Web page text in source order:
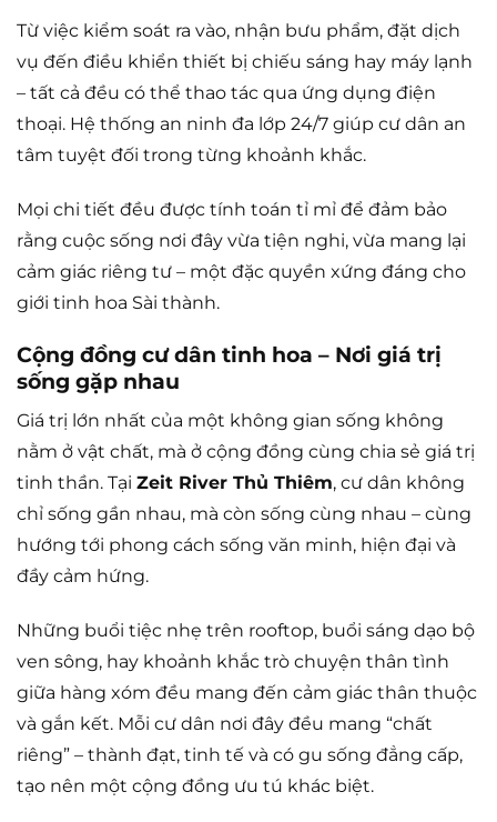
Từ việc kiểm soát ra vào, nhận bưu phẩm, đặt dịch
vụ đến điều khiển thiết bị chiếu sáng hay máy lạnh
– tất cả đều có thể thao tác qua ứng dụng điện
thoại. Hệ thống an ninh đa lớp 24/7 giúp cư dân an
tâm tuyệt đối trong từng khoảnh khắc.
Mọi chi tiết đều được tính toán tỉ mỉ để đảm bảo
rằng cuộc sống nơi đây vừa tiện nghi, vừa mang lại
cảm giác riêng tư – một đặc quyền xứng đáng cho
giới tinh hoa Sài thành.
Cộng đồng cư dân tinh hoa – Nơi giá trị
sống gặp nhau
Giá trị lớn nhất của một không gian sống không
nằm ở vật chất, mà ở cộng đồng cùng chia sẻ giá trị
tinh thần. Tại Zeit River Thủ Thiêm, cư dân không
chỉ sống gần nhau, mà còn sống cùng nhau – cùng
hướng tới phong cách sống văn minh, hiện đại và
đầy cảm hứng.
Những buổi tiệc nhẹ trên rooftop, buổi sáng dạo bộ
ven sông, hay khoảnh khắc trò chuyện thân tình
giữa hàng xóm đều mang đến cảm giác thân thuộc
và gắn kết. Mỗi cư dân nơi đây đều mang “chất
riêng” – thành đạt, tinh tế và có gu sống đẳng cấp,
tạo nên một cộng đồng ưu tú khác biệt.